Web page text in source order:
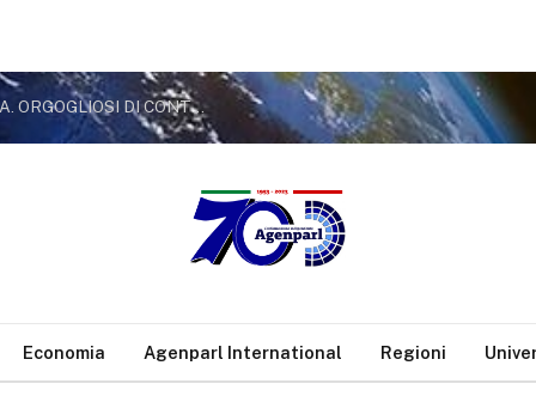
COVID, APPENDINO (M5S): “DESTRA SCIACALLA. ORGOGLIOSI DI CONTE, A TESTA ALTA
Economia Agenparl International Regioni